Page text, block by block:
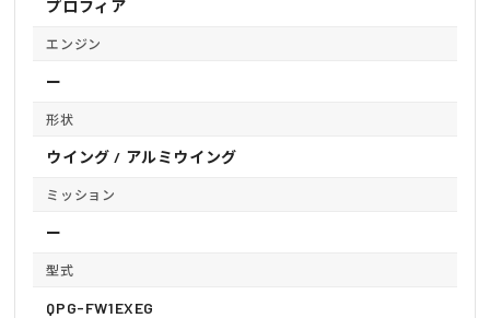
プロフィア
エンジン
ー
形状
ウイング / アルミウイング
ミッション
ー
型式
QPG-FW1EXEG